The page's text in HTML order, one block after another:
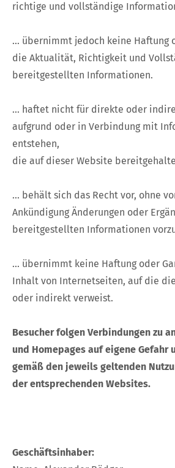
richtige und vollständige
... übernimmt jedoch keine Haftung
die Aktualität, Richtigkeit und
bereitgestellten Informationen.
... haftet nicht für direkte oder
aufgrund oder in Verbindung mit
entstehen,
die auf dieser Website
... behält sich das Recht vor, ohne
Ankündigung Änderungen oder
bereitgestellten Informationen
... übernimmt keine Haftung oder
Inhalt von Internetseiten, auf die
oder indirekt verweist.
Besucher folgen Verbindungen zu
und Homepages auf eigene Gefahr
gemäß den jeweils geltenden
der entsprechenden Websites.
Geschäftsinhaber: